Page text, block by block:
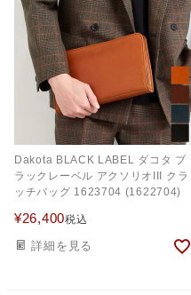
Dakota BLACK LABEL ダコタ ブ
ラックレーベル アクソリオIII クラ
ッチバッグ 1623704 (1622704)
¥26,400税込
詳細を見る